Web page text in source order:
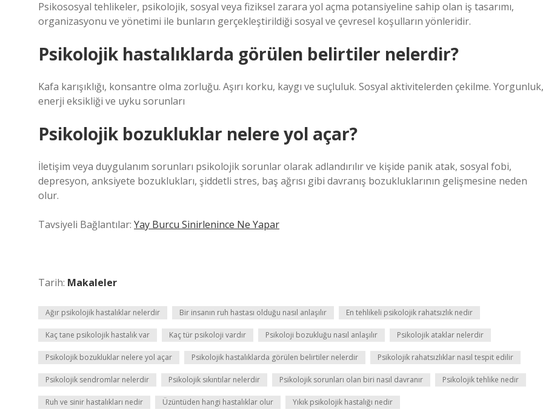
Psikososyal tehlikeler, psikolojik, sosyal veya fiziksel zarara yol açma potansiyeline sahip olan iş tasarımı,
organizasyonu ve yönetimi ile bunların gerçekleştirildiği sosyal ve çevresel koşulların yönleridir.
Psikolojik hastalıklarda görülen belirtiler nelerdir?
Kafa karışıklığı, konsantre olma zorluğu. Aşırı korku, kaygı ve suçluluk. Sosyal aktivitelerden çekilme. Yorgunluk,
enerji eksikliği ve uyku sorunları
Psikolojik bozukluklar nelere yol açar?
İletişim veya duygulanım sorunları psikolojik sorunlar olarak adlandırılır ve kişide panik atak, sosyal fobi,
depresyon, anksiyete bozuklukları, şiddetli stres, baş ağrısı gibi davranış bozukluklarının gelişmesine neden
olur.
Tavsiyeli Bağlantılar: Yay Burcu Sinirlenince Ne Yapar
Tarih: Makaleler
Ağır psikolojik hastalıklar nelerdir Bir insanın ruh hastası olduğu nasıl anlaşılır En tehlikeli psikolojik rahatsızlık nedir
Kaç tane psikolojik hastalık var Kaç tür psikoloji vardır Psikoloji bozukluğu nasıl anlaşılır Psikolojik ataklar nelerdir
Psikolojik bozukluklar nelere yol açar Psikolojik hastalıklarda görülen belirtiler nelerdir Psikolojik rahatsızlıklar nasıl tespit edilir
Psikolojik sendromlar nelerdir Psikolojik sıkıntılar nelerdir Psikolojik sorunları olan biri nasıl davranır Psikolojik tehlike nedir
Ruh ve sinir hastalıkları nedir Üzüntüden hangi hastalıklar olur Yıkık psikolojik hastalığı nedir